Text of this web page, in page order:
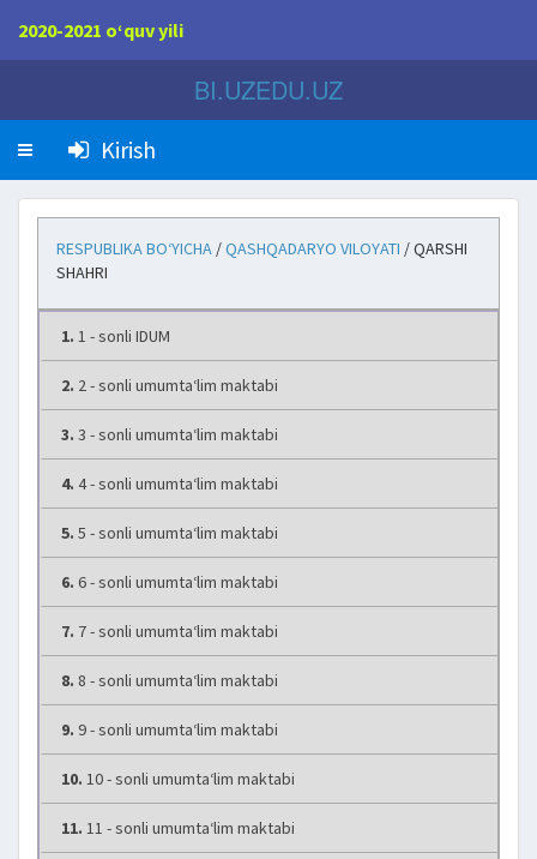
2020-2021 o‘quv yili
BI.UZEDU.UZ
Kirish
RESPUBLIKA BO‘YICHA /QASHQADARYO VILOYATI / QARSHI
SHAHRI
1. 1 - sonli IDUM
2. 2 - sonli umumta‘lim maktabi
3. 3 - sonli umumta‘lim maktabi
4. 4 - sonli umumta‘lim maktabi
5. 5 - sonli umumta‘lim maktabi
6. 6 - sonli umumta‘lim maktabi
7. 7 - sonli umumta‘lim maktabi
8. 8 - sonli umumta‘lim maktabi
9. 9 - sonli umumta‘lim maktabi
10. 10 - sonli umumta‘lim maktabi
11. 11 - sonli umumta‘lim maktabi